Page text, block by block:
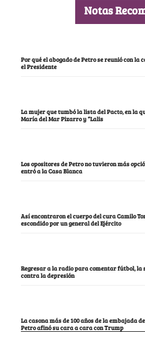
Notas
Por qué el abogado de Petro se reunió con la
el Presidente
La mujer que tumbó la lista del Pacto, en la
María del Mar Pizarro y “Lalis
Los opositores de Petro no tuvieron más
entró a la Casa Blanca
Así encontraron el cuerpo del cura Camilo
escondido por un general del Ejército
Regresar a la radio para comentar fútbol, la
contra la depresión
La casona más de 100 años de la embajada
Petro afinó su cara a cara con Trump